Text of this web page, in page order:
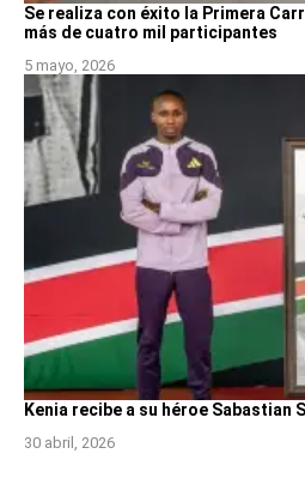
Se realiza con éxito la Primera
más de cuatro mil participantes
5 mayo, 2026
Kenia recibe a su héroe Sabastian
30 abril, 2026